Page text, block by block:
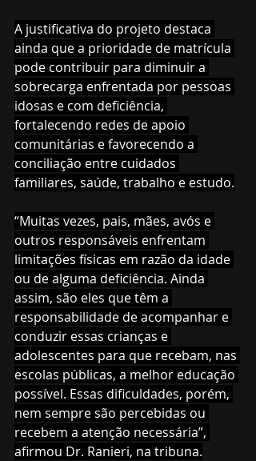
A justificativa do projeto destaca
ainda que a prioridade de matrícula
pode contribuir para diminuir a
sobrecarga enfrentada por pessoas
idosas e com deficiência,
fortalecendo redes de apoio
comunitárias e favorecendo a
conciliação entre cuidados
familiares, saúde, trabalho e estudo.
“Muitas vezes, pais, mães, avós e
outros responsáveis enfrentam
limitações físicas em razão da idade
ou de alguma deficiência. Ainda
assim, são eles que têm a
responsabilidade de acompanhar e
conduzir essas crianças e
adolescentes para que recebam, nas
escolas públicas, a melhor educação
possível. Essas dificuldades, porém,
nem sempre são percebidas ou
recebem a atenção necessária”,
afirmou Dr. Ranieri, na tribuna.